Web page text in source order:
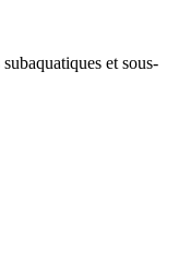
et sous-